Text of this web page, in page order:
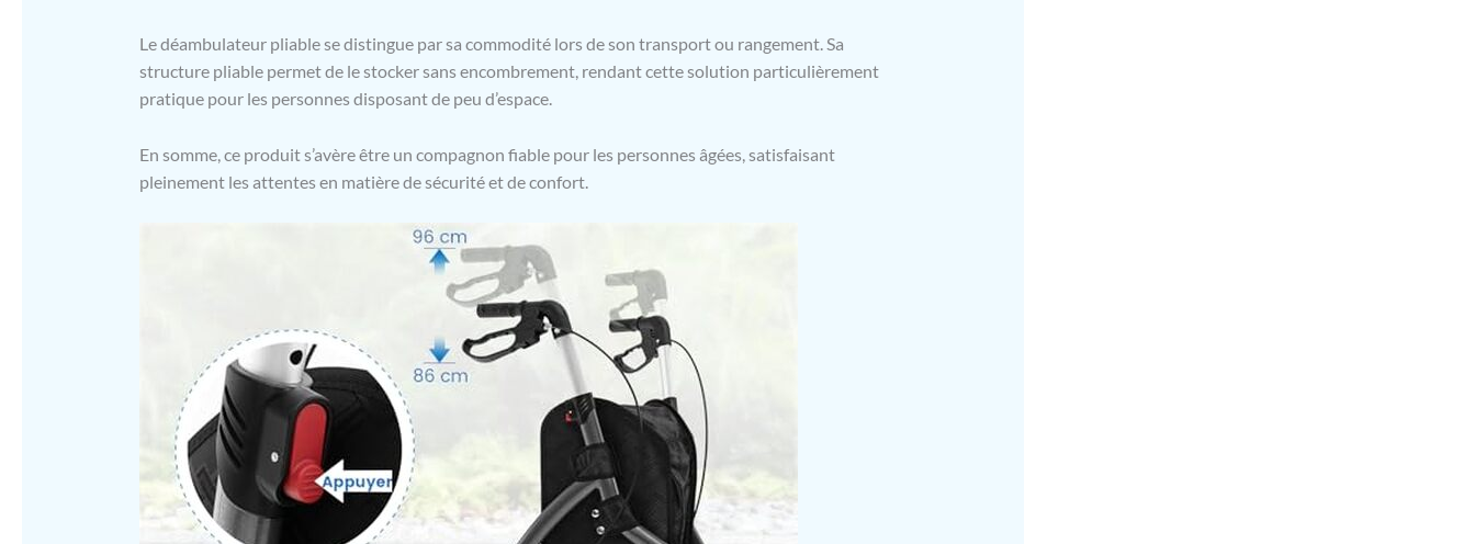
Le déambulateur pliable se distingue par sa commodité lors de son transport ou rangement. Sa
structure pliable permet de le stocker sans encombrement, rendant cette solution particulièrement
pratique pour les personnes disposant de peu d’espace.
En somme, ce produit s’avère être un compagnon fiable pour les personnes âgées, satisfaisant
pleinement les attentes en matière de sécurité et de confort.